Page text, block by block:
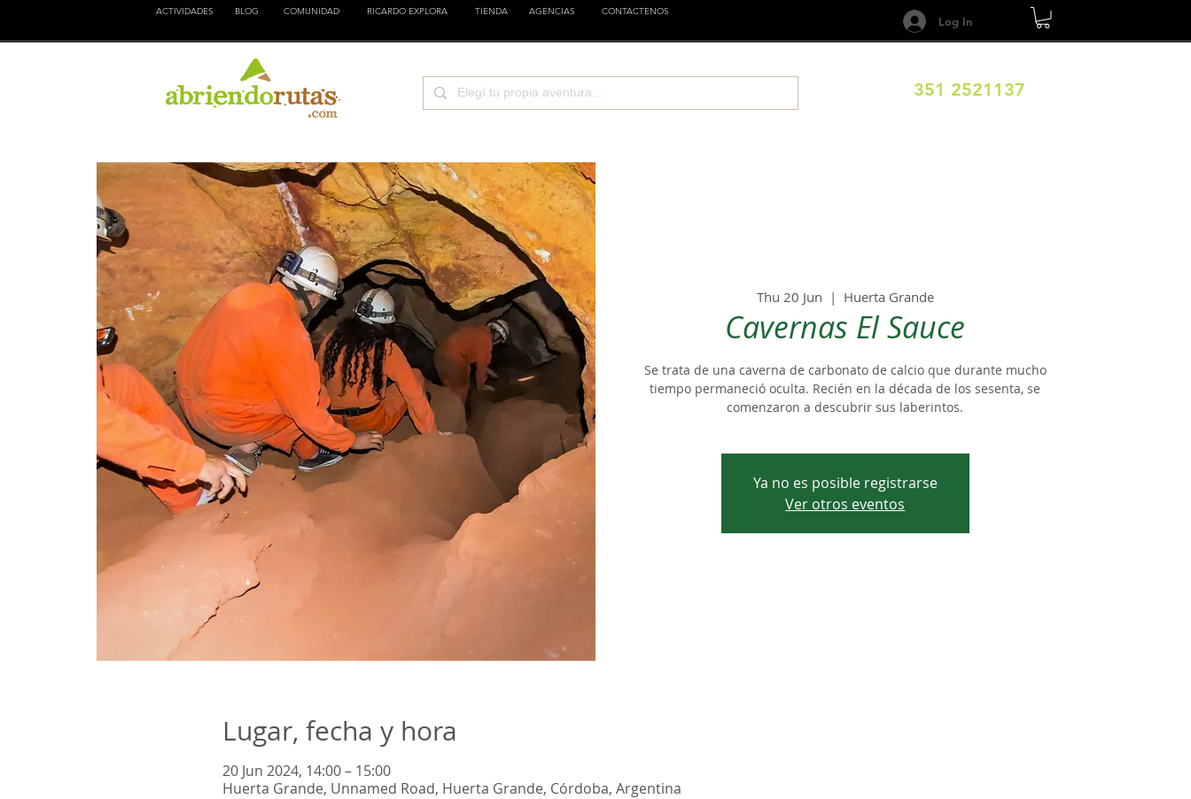
ACTIVIDADES BLOG COMUNIDAD RICARDO EXPLORA TIENDA AGENCIAS CONTACTENOS
Log In
351 2521137
Thu 20 Jun
  |
Huerta Grande
Cavernas El Sauce
Se trata de una caverna de carbonato de calcio que durante mucho
tiempo permaneció oculta. Recién en la década de los sesenta, se
comenzaron a descubrir sus laberintos.
Ya no es posible registrarse
Ver otros eventos
Lugar, fecha y hora
20 Jun 2024, 14:00 – 15:00
Huerta Grande, Unnamed Road, Huerta Grande, Córdoba, Argentina